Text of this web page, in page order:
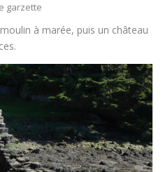
garzette
à marée, puis un château